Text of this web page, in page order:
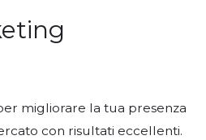
migliorare la tua presenza
con risultati eccellenti.